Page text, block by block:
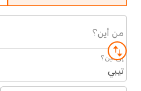
من أين؟
إلى أين؟
تيبي